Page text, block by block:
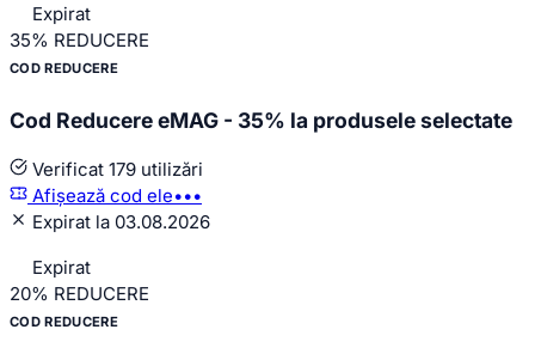
Expirat
35% REDUCERE
COD REDUCERE
Cod Reducere eMAG - 35% la produsele selectate
Verificat 179 utilizări
Afișează cod ele•••
Expirat la 03.08.2026
Expirat
20% REDUCERE
COD REDUCERE